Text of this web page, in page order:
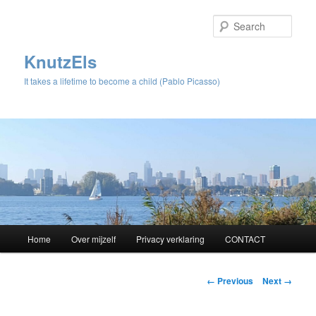
KnutzEls
It takes a lifetime to become a child (Pablo Picasso)
Skip
Home Over mijzelf Privacy verklaring CONTACT
Image
← Previous Next →